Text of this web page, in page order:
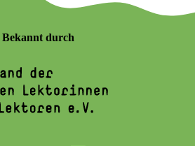
Bekannt durch